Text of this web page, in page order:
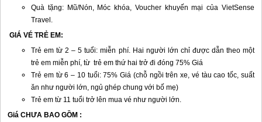
Quà tặng: Mũ/Nón, Móc khóa, Voucher khuyến mại của VietSense
Travel.
GIÁ VÉ TRẺ EM:
Trẻ em từ 2 – 5 tuổi: miễn phí. Hai người lớn chỉ được dẫn theo một
trẻ em miễn phí, từ trẻ em thứ hai trở đi đóng 75% Giá
Trẻ em từ 6 – 10 tuổi: 75% Giá (chỗ ngồi trên xe, vé tàu cao tốc, suất
ăn như người lớn, ngủ ghép chung với bố mẹ)
Trẻ em từ 11 tuổi trở lên mua vé như người lớn.
Giá CHƯA BAO GỒM :